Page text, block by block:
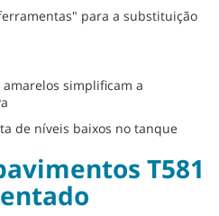
para a substituição
simplificam a
de níveis baixos no tanque
T581